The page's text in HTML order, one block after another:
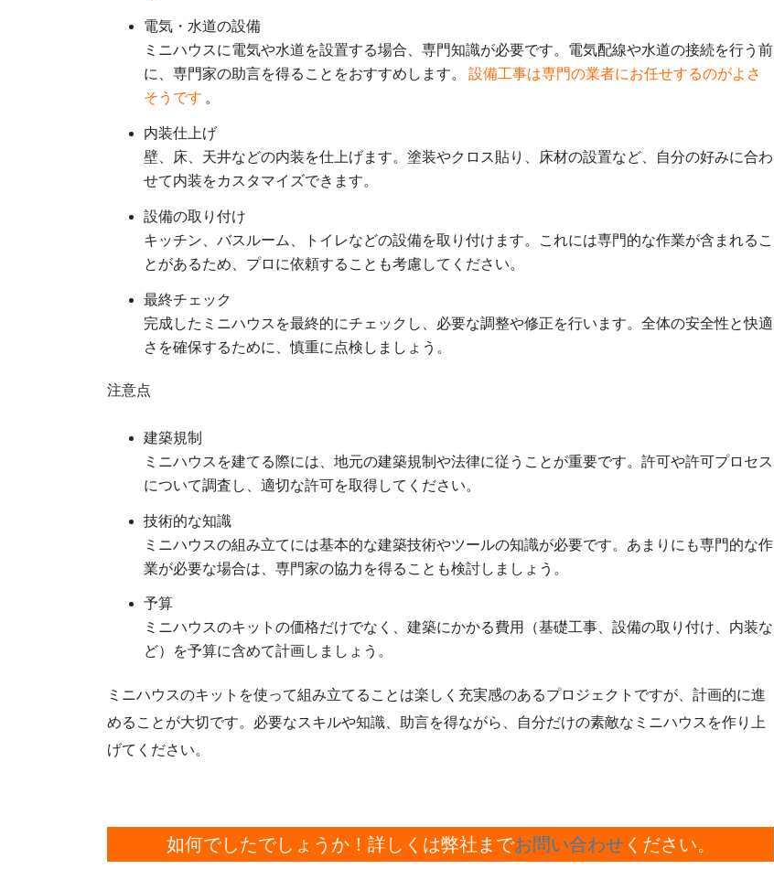
電気・水道の設備
ミニハウスに電気や水道を設置する場合、専門知識が必要です。電気配線や水道の接続を行う前
に、専門家の助言を得ることをおすすめします。
設備工事は専門の業者にお任せするのがよさ
そうです 。
内装仕上げ
壁、床、天井などの内装を仕上げます。塗装やクロス貼り、床材の設置など、自分の好みに合わ
せて内装をカスタマイズできます。
設備の取り付け
キッチン、バスルーム、トイレなどの設備を取り付けます。これには専門的な作業が含まれるこ
とがあるため、プロに依頼することも考慮してください。
最終チェック
完成したミニハウスを最終的にチェックし、必要な調整や修正を行います。全体の安全性と快適
さを確保するために、慎重に点検しましょう。
注意点
建築規制
ミニハウスを建てる際には、地元の建築規制や法律に従うことが重要です。許可や許可プロセス
について調査し、適切な許可を取得してください。
技術的な知識
ミニハウスの組み立てには基本的な建築技術やツールの知識が必要です。あまりにも専門的な作
業が必要な場合は、専門家の協力を得ることも検討しましょう。
予算
ミニハウスのキットの価格だけでなく、建築にかかる費用（基礎工事、設備の取り付け、内装な
ど）を予算に含めて計画しましょう。
ミニハウスのキットを使って組み立てることは楽しく充実感のあるプロジェクトですが、計画的に進
めることが大切です。必要なスキルや知識、助言を得ながら、自分だけの素敵なミニハウスを作り上
げてください。
如何でしたでしょうか！ 詳しくは弊社までお問い合わせ ください。